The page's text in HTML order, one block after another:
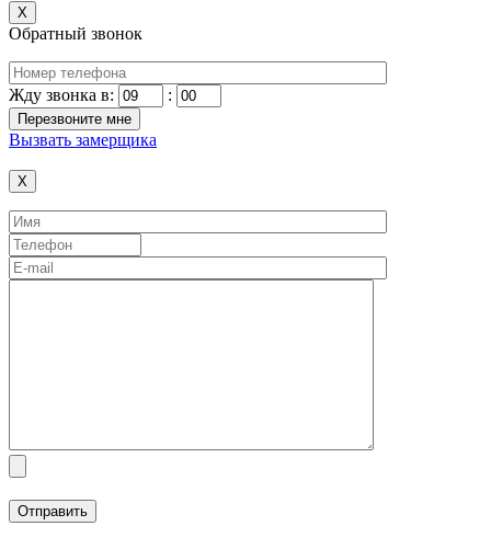
X
Обратный звонок
Жду звонка в: :
Вызвать замерщика
X